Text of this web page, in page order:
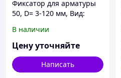
Фиксатор для арматуры
50, D= 3-120 мм, Вид:
кубик..., S= 1,6-120 мм
В наличии
Цену уточняйте
Написать